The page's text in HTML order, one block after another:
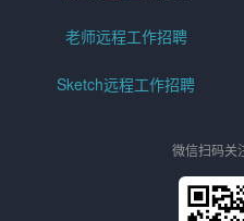
老师远程工作招聘
Sketch远程工作招聘
微信扫码关